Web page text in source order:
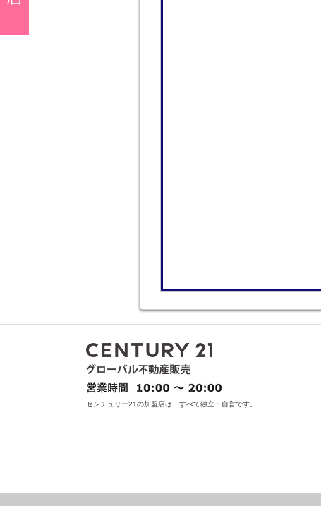
センチュリー21の加盟店は、すべて独立・自営です。